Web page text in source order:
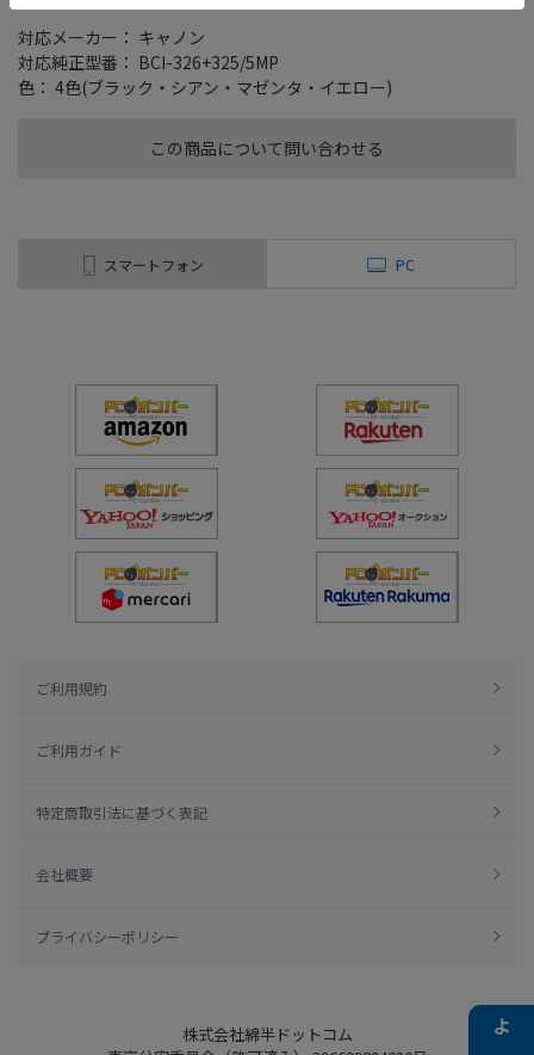
この商品について問い合わせる
対応メーカー： キャノン
対応純正型番： BCI-326+325/5MP
色： 4色(ブラック・シアン・マゼンタ・イエロー)
スマートフォン PC
ご利用規約
ご利用ガイド
特定商取引法に基づく表記
会社概要
プライバシーポリシー
株式会社綿半ドットコム